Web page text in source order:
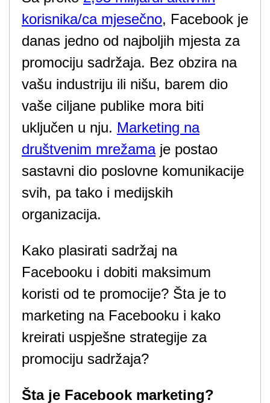
korisnika/ca mjesečno, Facebook je
danas jedno od najboljih mjesta za
promociju sadržaja. Bez obzira na
vašu industriju ili nišu, barem dio
vaše ciljane publike mora biti
uključen u nju. Marketing na
društvenim mrežamaje postao
sastavni dio poslovne komunikacije
svih, pa tako i medijskih
organizacija.
Kako plasirati sadržaj na
Facebooku i dobiti maksimum
koristi od te promocije? Šta je to
marketing na Facebooku i kako
kreirati uspješne strategije za
promociju sadržaja?
Šta je Facebook marketing?